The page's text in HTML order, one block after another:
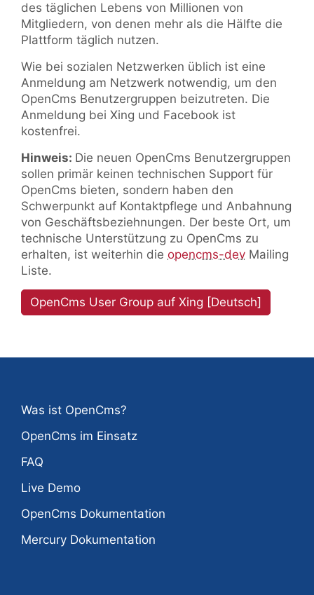
des täglichen Lebens von Millionen von
Mitgliedern, von denen mehr als die Hälfte die
Plattform täglich nutzen.
Wie bei sozialen Netzwerken üblich ist eine
Anmeldung am Netzwerk notwendig, um den
OpenCms Benutzergruppen beizutreten. Die
Anmeldung bei Xing und Facebook ist
kostenfrei.
Hinweis: Die neuen OpenCms Benutzergruppen
sollen primär keinen technischen Support für
OpenCms bieten, sondern haben den
Schwerpunkt auf Kontaktpflege und Anbahnung
von Geschäftsbeziehnungen. Der beste Ort, um
technische Unterstützung zu OpenCms zu
erhalten, ist weiterhin die opencms-dev Mailing
Liste.
OpenCms User Group auf Xing [Deutsch]
Was ist OpenCms?
OpenCms im Einsatz
FAQ
Live Demo
OpenCms Dokumentation
Mercury Dokumentation